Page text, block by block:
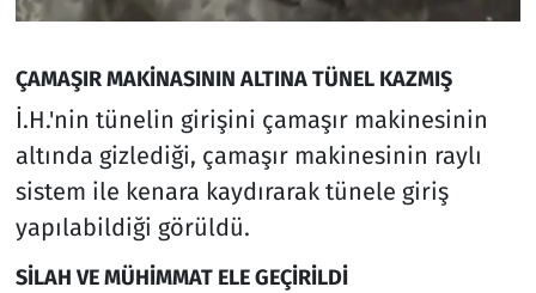
ÇAMAŞIR MAKİNASININ ALTINA TÜNEL KAZMIŞ
İ.H.'nin tünelin girişini çamaşır makinesinin
altında gizlediği, çamaşır makinesinin raylı
sistem ile kenara kaydırarak tünele giriş
yapılabildiği görüldü.
SİLAH VE MÜHİMMAT ELE GEÇİRİLDİ